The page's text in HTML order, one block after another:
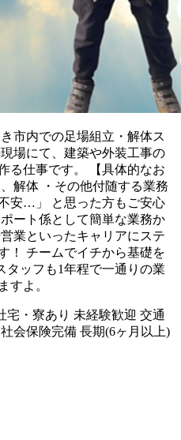
市内での足場組立・解体ス
場にて、建築や外装工事の
る仕事です。 【具体的なお
解体 ・その他付随する業務
安…」 と思った方もご安心
ート係として簡単な業務か
業といったキャリアにステ
！ チームでイチから基礎を
タッフも1年程で一通りの業
すよ。
宅・寮あり 未経験歓迎 交通
社会保険完備 長期(6ヶ月以上)